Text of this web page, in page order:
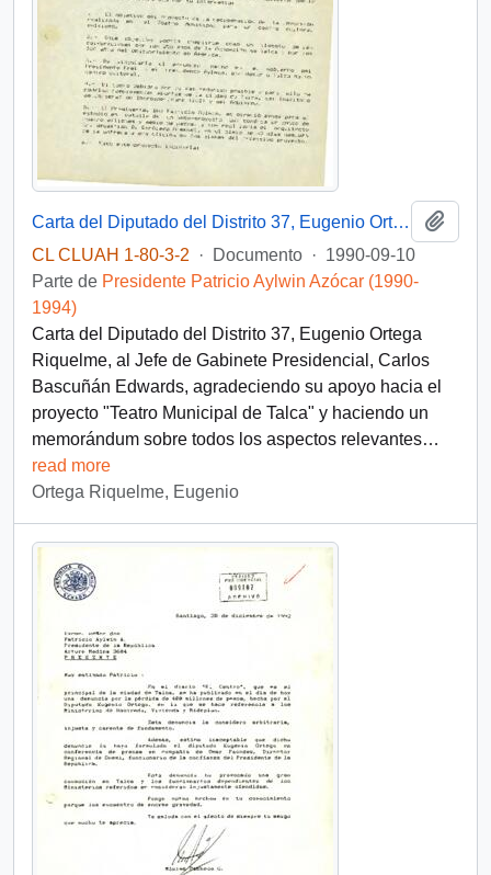
Carta del Diputado del Distrito 37, Eugenio Ortega Riquelme, al Jefe de Gabinete Presidencial, Carlos Bascuñán Edwards, agradeciendo su apoyo hacia el proyecto "Teatro Municipal de Talca" y haciendo un memorándum sobre todos los detalles relacionados a éste
CL CLUAH 1-80-3-2
· Documento · 1990-09-10
Parte de Presidente Patricio Aylwin Azócar (1990-
1994)
Carta del Diputado del Distrito 37, Eugenio Ortega
Riquelme, al Jefe de Gabinete Presidencial, Carlos
Bascuñán Edwards, agradeciendo su apoyo hacia el
proyecto "Teatro Municipal de Talca" y haciendo un
memorándum sobre todos los aspectos relevantes…
read more
Ortega Riquelme, Eugenio